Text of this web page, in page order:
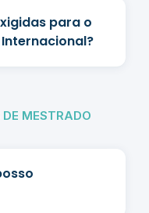
para o
MESTRADO